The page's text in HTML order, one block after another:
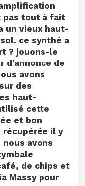
pas tout à fait
un vieux haut-
ce synthé a
? jouons-le
d'annonce de
avons
des
haut-
cette
et bon
récupérée il y
nous avons
de chips et
Massy pour